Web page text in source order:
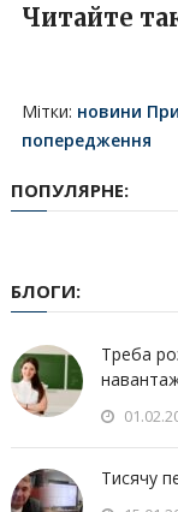
Читайте
Мітки: новини
попередження
ПОПУЛЯРНЕ:
БЛОГИ:
Треба
Тисячу